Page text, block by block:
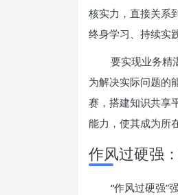
核实力，直接关系
终身学习、持续实
要实现业务精
为解决实际问题的
赛，搭建知识共享
能力，使其成为所
作风过硬强
“作风过硬强”